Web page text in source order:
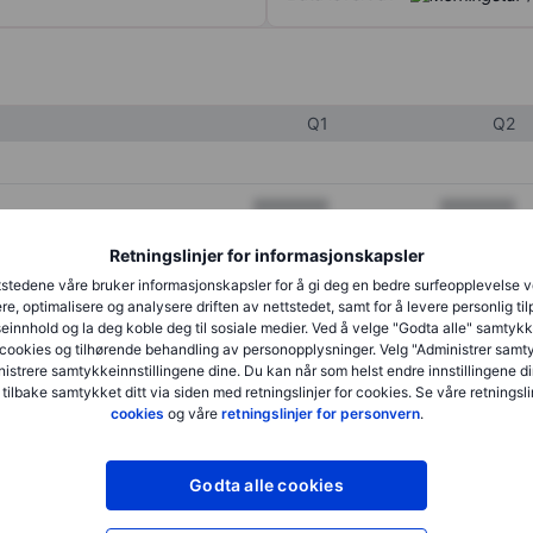
Retningslinjer for informasjonskapsler
våre bruker informasjonskapsler for å gi deg en bedre surfeopplevelse
optimalisere og analysere driften av nettstedet, samt for å levere personlig
og la deg koble deg til sosiale medier. Ved å velge "Godta alle"
og tilhørende behandling av personopplysninger. Velg "Administrer
samtykkeinnstillingene dine. Du kan når som helst endre innstillingene
samtykket ditt via siden med retningslinjer for cookies. Se våre
cookies og våre retningslinjer for personvern.
Godta alle cookies
Q1 Q2
XXXXXXX XXXXXXX
XXXXXXX
XXXXXXX XXXXXXX
XXXXXXX XXXXXXX
XXXXXXX